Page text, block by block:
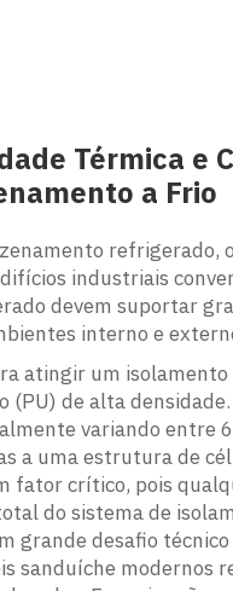
Térmica e
a Frio
refrigerado,
industriais
devem suportar
interno e
atingir um
de alta
variando entre
a uma estrutura de
fator crítico, pois
do sistema de
grande desafio
sanduíche modernos